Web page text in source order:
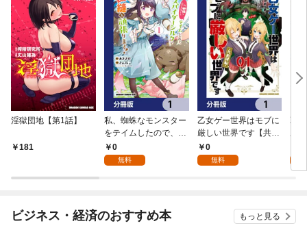
淫獄団地【第1話】
181
私、蜘蛛なモンスター
をテイムしたので、ス
パイダーシルクで裁縫
を頑張ります！【分冊
0
無料
乙女ゲー世界はモブに
厳しい世界です【共和
国編】【分冊版】 1
0
無料
乙
ビジネス・経済のおすすめ本 もっと見る